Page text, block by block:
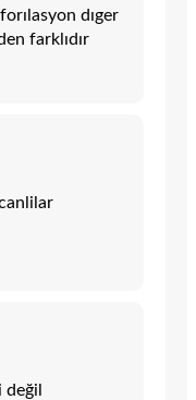
dıger
farklıdır
değil